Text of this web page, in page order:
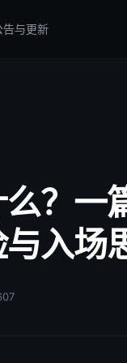
告与更新
？一
入场